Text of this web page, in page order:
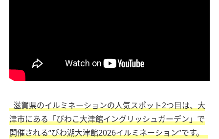
滋賀県のイルミネーションの人気スポット2つ目は、大
津市にある「びわこ大津館イングリッシュガーデン」で
開催される“びわ湖大津館2026イルミネーション”です。